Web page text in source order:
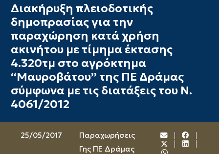
Διακήρυξη πλειοδοτικής
δημοπρασίας για την
παραχώρηση κατά χρήση
ακινήτου με τίμημα έκτασης
4.320τμ στο αγρόκτημα
“Μαυροβάτου” της ΠΕ Δράμας
σύμφωνα με τις διατάξεις του Ν.
4061/2012
25/05/2017
Παραχωρήσεις
Γης ΠΕ Δράμας